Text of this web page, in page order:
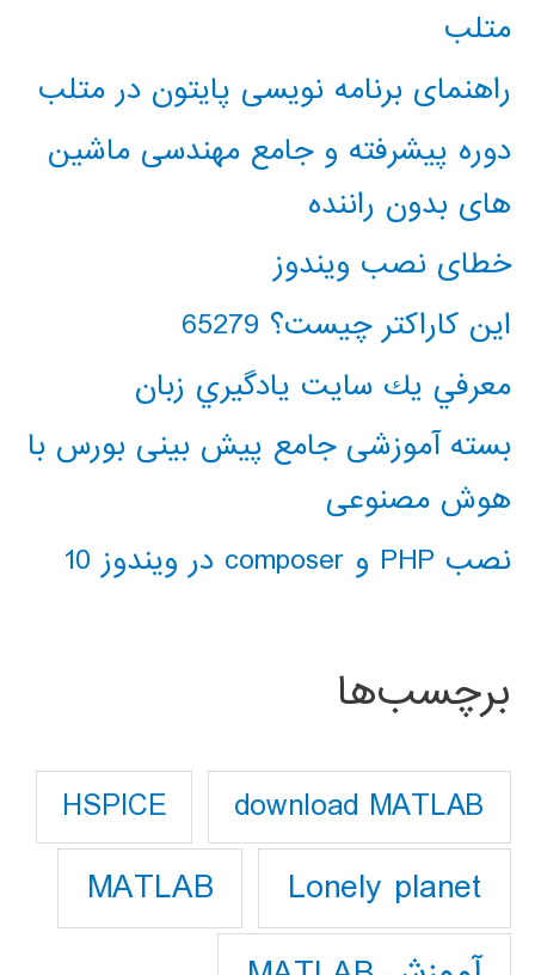
متلب
راهنمای برنامه نویسی پایتون در متلب
دوره پیشرفته و جامع مهندسی ماشین
های بدون راننده
خطای نصب ویندوز
این کاراکتر چیست؟ 65279
معرفي يك سايت يادگيري زبان
بسته آموزشی جامع پیش بینی بورس با
هوش مصنوعی
نصب PHP و composer در ویندوز 10
برچسب‌ها
download MATLAB
HSPICE
Lonely planet
MATLAB